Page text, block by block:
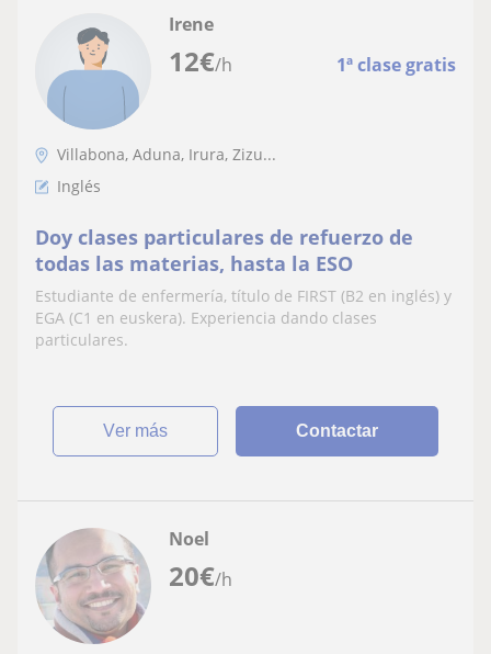
12€/h 1ª clase gratis
Irene
Villabona, Aduna, Irura, Zizu...
Inglés
Doy clases particulares de refuerzo de
todas las materias, hasta la ESO
Estudiante de enfermería, título de FIRST (B2 en inglés) y
EGA (C1 en euskera). Experiencia dando clases
particulares.
ver más Contactar
20€/h
Noel